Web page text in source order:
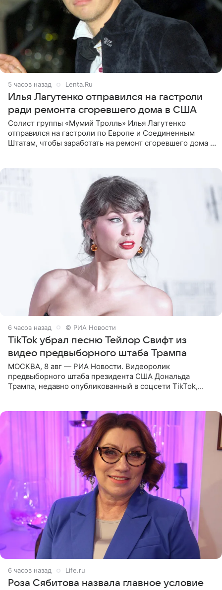
5 часов назад Lenta.Ru
Илья Лагутенко отправился на гастроли
ради ремонта сгоревшего дома в США
Солист группы «Мумий Тролль» Илья Лагутенко
отправился на гастроли по Европе и Соединенным
Штатам, чтобы заработать на ремонт сгоревшего дома в
6 часов назад © РИА Новости
TikTok убрал песню Тейлор Свифт из
видео предвыборного штаба Трампа
МОСКВА, 8 авг — РИА Новости. Видеоролик
предвыборного штаба президента США Дональда
Трампа, недавно опубликованный в соцсети TikTok,
6 часов назад Life.ru
Роза Сябитова назвала главное условие